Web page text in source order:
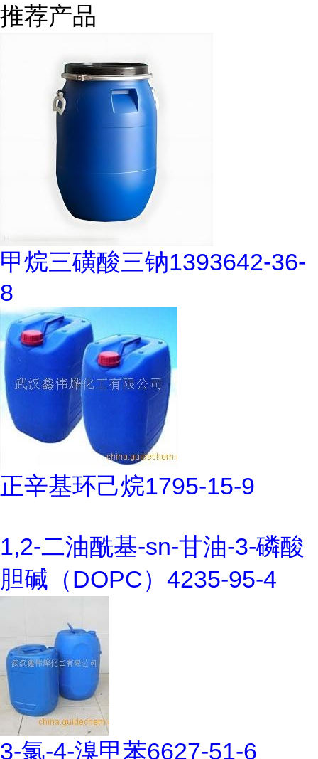
推荐产品
甲烷三磺酸三钠1393642-36-
8
正辛基环己烷1795-15-9
1,2-二油酰基-sn-甘油-3-磷酸
胆碱（DOPC）4235-95-4
3-氯-4-溴甲苯6627-51-6